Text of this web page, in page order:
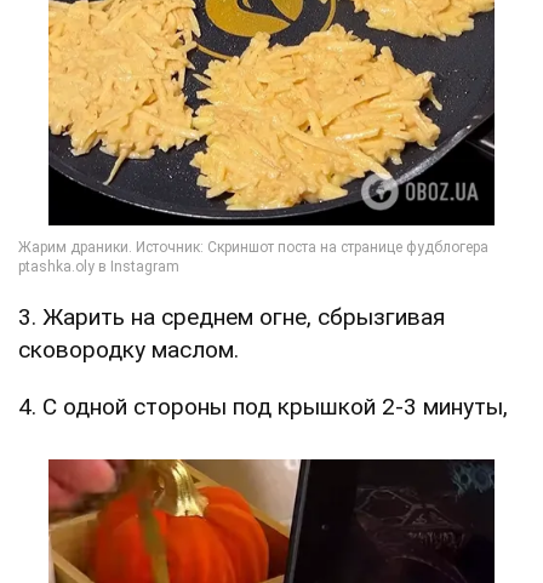
3. Жарить на среднем огне, сбрызгивая
сковородку маслом.
4. С одной стороны под крышкой 2-3 минуты,